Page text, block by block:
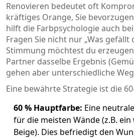
Renovieren bedeutet oft
kräftiges Orange, Sie
hilft die Farbpsychologie auch
Fragen Sie nicht nur „Was gefällt
Stimmung möchtest du
Partner dasselbe Ergebnis
gehen aber unterschiedliche
Eine bewährte Strategie ist die
60 % Hauptfarbe: Eine
für die meisten Wände (z.B.
Beige). Dies befriedigt den